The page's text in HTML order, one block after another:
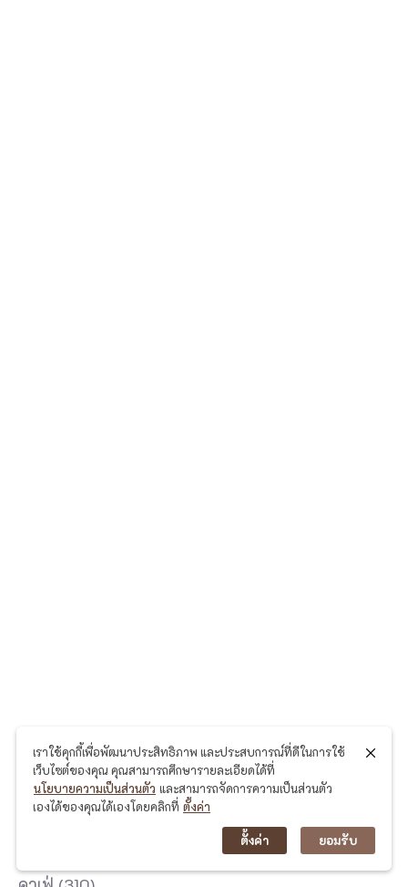
หมวดหมู่
เราใช้คุกกี้เพื่อพัฒนาประสิทธิภาพ และประสบการณ์ที่ดีในการใช้
เว็บไซต์ของคุณ คุณสามารถศึกษารายละเอียดได้ที่
นโยบายความเป็นส่วนตัว และสามารถจัดการความเป็นส่วนตัว
เองได้ของคุณได้เองโดยคลิกที่ ตั้งค่า
ตั้งค่า ยอมรับ